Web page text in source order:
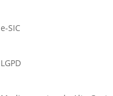
e-SIC
LGPD